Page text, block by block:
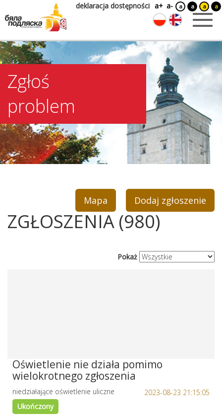
deklaracja dostępności a+ a- a a a a
Zgłoś
problem
Dodaj zgłoszenie
Mapa
ZGŁOSZENIA (980)
Pokaż
Oświetlenie nie działa pomimo
wielokrotnego zgłoszenia
2023-08-23 21:15:05
niedziałające oświetlenie uliczne
Ukończony